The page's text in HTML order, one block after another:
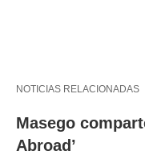
NOTICIAS RELACIONADAS
Masego
Abroad’